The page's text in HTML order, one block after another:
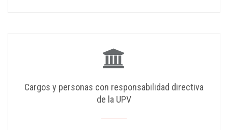
Cargos y personas con responsabilidad directiva
de la UPV